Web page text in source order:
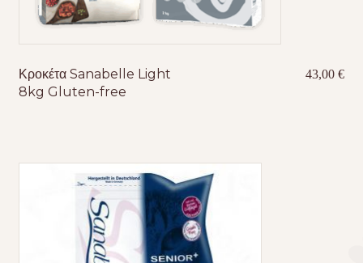
Κροκέτα Sanabelle Light
8kg Gluten-free
43,00€